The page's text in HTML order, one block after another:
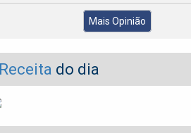
Mais Opinião
do dia